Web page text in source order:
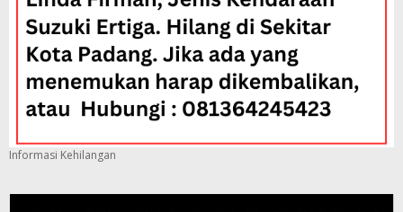
Informasi Kehilangan